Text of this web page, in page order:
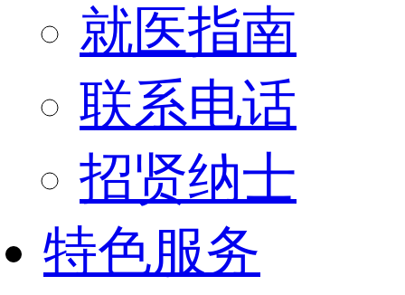
就医指南
联系电话
招贤纳士
特色服务